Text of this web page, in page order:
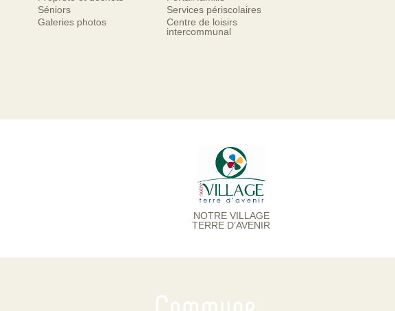
Séniors
Galeries photos
Services périscolaires
Centre de loisirs
intercommunal
NOTRE VILLAGE
TERRE D’AVENIR